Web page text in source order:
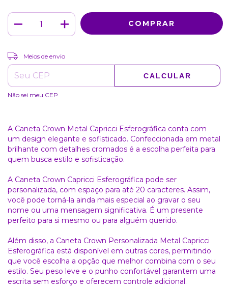
Entregas para o CEP:
Meios de envio
CALCULAR
Não sei meu CEP
A Caneta Crown Metal Capricci Esferográfica conta com
um design elegante e sofisticado. Confeccionada em metal
brilhante com detalhes cromados é a escolha perfeita para
quem busca estilo e sofisticação.
A Caneta Crown Capricci Esferográfica pode ser
personalizada, com espaço para até 20 caracteres. Assim,
você pode torná-la ainda mais especial ao gravar o seu
nome ou uma mensagem significativa. É um presente
perfeito para si mesmo ou para alguém querido.
Além disso, a Caneta Crown Personalizada Metal Capricci
Esferográfica está disponível em outras cores, permitindo
que você escolha a opção que melhor combina com o seu
estilo. Seu peso leve e o punho confortável garantem uma
escrita sem esforço e oferecem controle adicional.